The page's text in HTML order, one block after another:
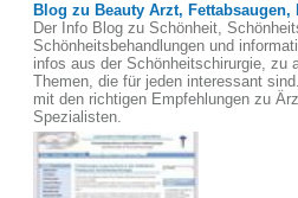
Blog zu Beauty Arzt,
Der Info Blog zu Schönheit,
Schönheitsbehandlungen und
infos aus der Schönheitschirurgie, zu
Themen, die für jeden interessant
mit den richtigen Empfehlungen zu
Spezialisten.